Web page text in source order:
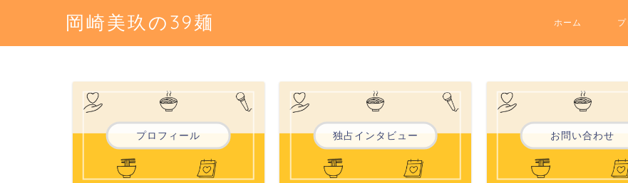
岡崎美玖の39麺 ホーム
プロフィール 独占インタビュー お問い合わせ